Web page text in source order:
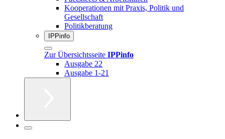
Kooperationen mit Praxis, Politik und
Gesellschaft
Politikberatung
IPPinfo
Zur Übersichtsseite IPPinfo
Ausgabe 22
Ausgabe 1-21